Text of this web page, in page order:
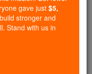
Candles, and
essential faith
and millions of
now in their 70's,
protect this mission.
If everyone gave
gave just$5,
stronger and
Stand with us in